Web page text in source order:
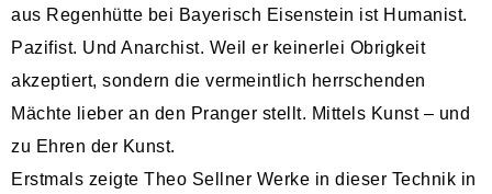
aus Regenhütte bei Bayerisch Eisenstein ist Humanist.
Pazifist. Und Anarchist. Weil er keinerlei Obrigkeit
akzeptiert, sondern die vermeintlich herrschenden
Mächte lieber an den Pranger stellt. Mittels Kunst – und
zu Ehren der Kunst.
Erstmals zeigte Theo Sellner Werke in dieser Technik in